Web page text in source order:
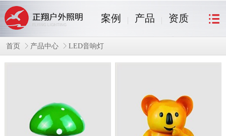
案例 产品 资质
首页 产品中心 LED音响灯